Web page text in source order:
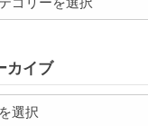
カイブ